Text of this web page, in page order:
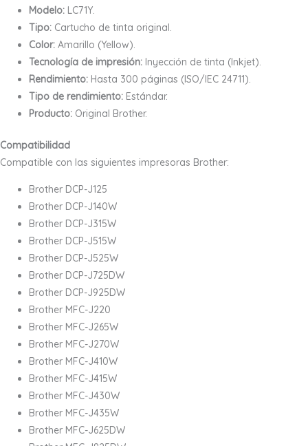
Modelo: LC71Y.
Tipo: Cartucho de tinta original.
Color: Amarillo (Yellow).
Tecnología de impresión: Inyección de tinta (Inkjet).
Rendimiento: Hasta 300 páginas (ISO/IEC 24711).
Tipo de rendimiento: Estándar.
Producto: Original Brother.
Compatibilidad
Compatible con las siguientes impresoras Brother:
Brother DCP-J125
Brother DCP-J140W
Brother DCP-J315W
Brother DCP-J515W
Brother DCP-J525W
Brother DCP-J725DW
Brother DCP-J925DW
Brother MFC-J220
Brother MFC-J265W
Brother MFC-J270W
Brother MFC-J410W
Brother MFC-J415W
Brother MFC-J430W
Brother MFC-J435W
Brother MFC-J625DW